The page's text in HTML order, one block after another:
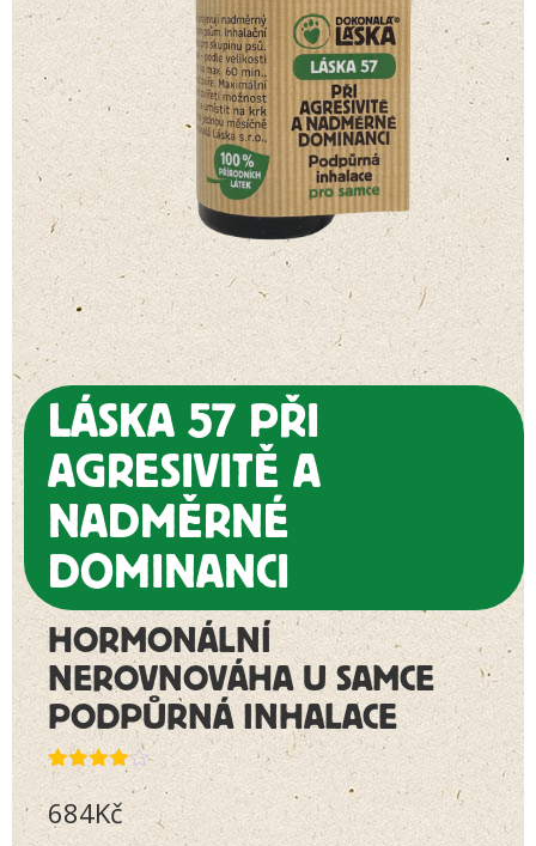
LÁSKA 57 PŘI
AGRESIVITĚ A
NADMĚRNÉ
DOMINANCI
HORMONÁLNÍ
NEROVNOVÁHA U SAMCE
PODPŮRNÁ INHALACE
Hodnoceno
4.00 z 5
na
684Kč